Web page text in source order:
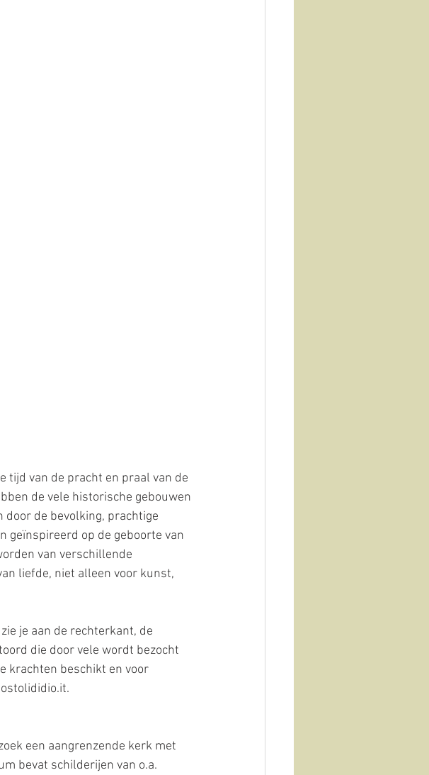
tijd van de pracht en praal van de
de vele historische gebouwen
de bevolking, prachtige
geïnspireerd op de geboorte van
van verschillende
liefde, niet alleen voor kunst,
je aan de rechterkant, de
die door vele wordt bezocht
krachten beschikt en voor
een aangrenzende kerk met
bevat schilderijen van o.a.